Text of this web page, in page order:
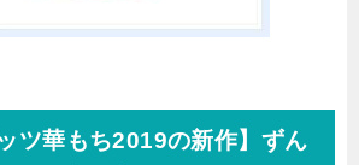
ツ華もち2019の新作】ずん